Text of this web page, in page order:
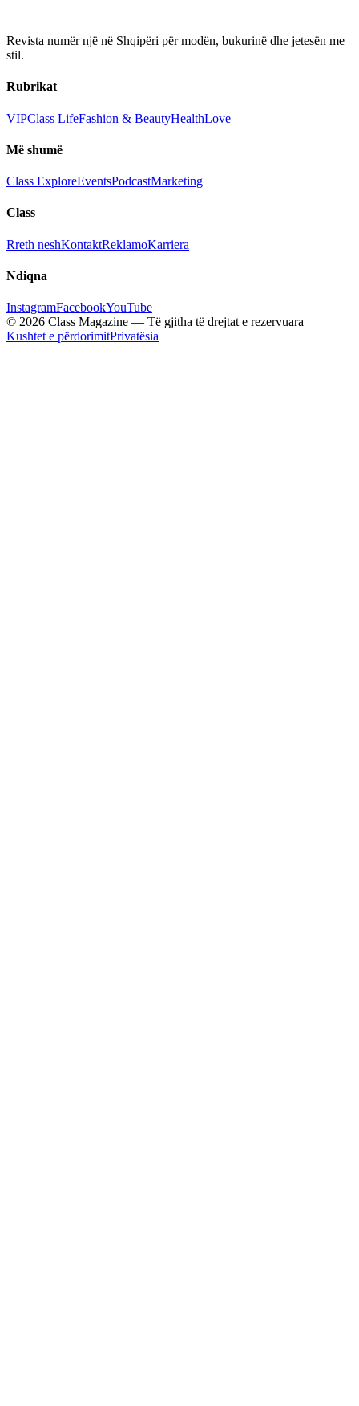
Revista numër një në Shqipëri për modën, bukurinë dhe jetesën me
stil.
Rubrikat
VIPClass LifeFashion & BeautyHealthLove
Më shumë
Class ExploreEventsPodcastMarketing
Class
Rreth neshKontaktReklamoKarriera
Ndiqna
InstagramFacebookYouTube
© 2026 Class Magazine — Të gjitha të drejtat e rezervuara
Kushtet e përdorimitPrivatësia